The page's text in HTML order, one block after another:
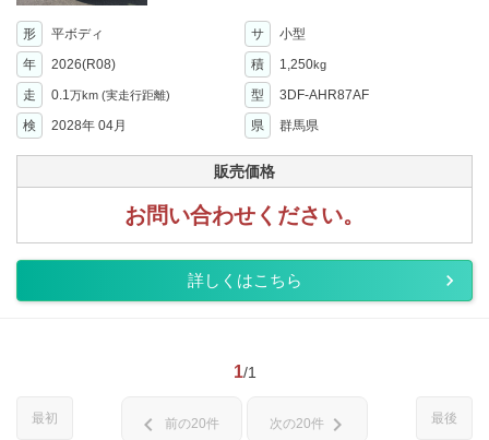
形 平ボディ サ
小型
年
2026(R08) 積 1,250kg
走 0.1万km (実走行距離) 型
3DF-AHR87AF
検
2028年 04月 県 群馬県
販売価格
お問い合わせください。
詳しくはこちら
1/1
最初 最後
chevron_left 前の20件 次の20件 chevron_right